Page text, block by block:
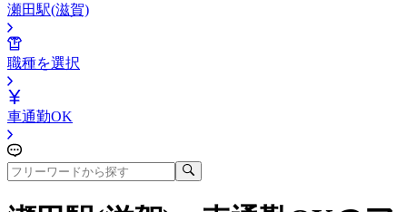
瀬田駅(滋賀)
職種を選択
車通勤OK